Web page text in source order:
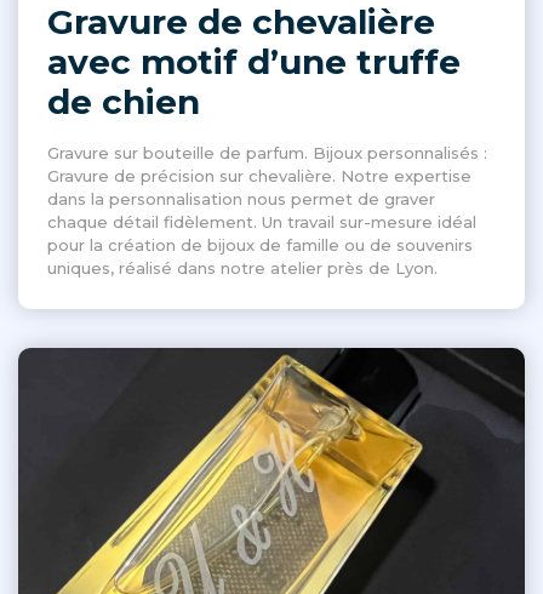
Gravure de chevalière
avec motif d’une truffe
de chien
Gravure sur bouteille de parfum. Bijoux personnalisés :
Gravure de précision sur chevalière. Notre expertise
dans la personnalisation nous permet de graver
chaque détail fidèlement. Un travail sur-mesure idéal
pour la création de bijoux de famille ou de souvenirs
uniques, réalisé dans notre atelier près de Lyon.